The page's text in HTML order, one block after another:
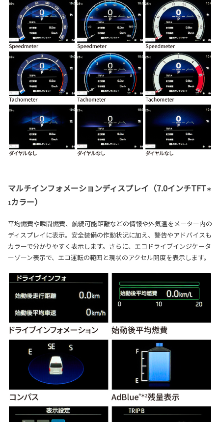
マルチインフォメーションディスプレイ（7.0インチTFT＊
1カラー）
平均燃費や瞬間燃費、航続可能距離などの情報や外気温をメーター内の
ディスプレイに表示。安全装備の作動状況に加え、警告やアドバイスも
カラーで分かりやすく表示します。さらに、エコドライブインジケータ
ーゾーン表示で、エコ運転の範囲と現状のアクセル開度を表示します。